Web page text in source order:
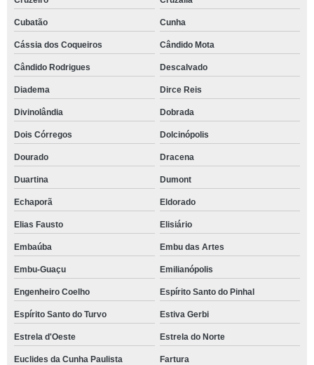
Cubatão Cunha
Cássia dos Coqueiros Cândido Mota
Cândido Rodrigues Descalvado
Diadema Dirce Reis
Divinolândia Dobrada
Dois Córregos Dolcinópolis
Dourado Dracena
Duartina Dumont
Echaporã Eldorado
Elias Fausto Elisiário
Embaúba Embu das Artes
Embu-Guaçu Emilianópolis
Engenheiro Coelho Espírito Santo do Pinhal
Espírito Santo do Turvo Estiva Gerbi
Estrela d'Oeste Estrela do Norte
Euclides da Cunha Paulista Fartura